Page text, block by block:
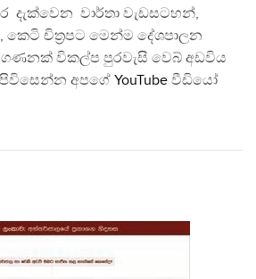
දැක්වෙන වාර්තා වැඩසටහන්,
කෙටි චිත්‍රපට මෙන්ම දේශපාලන
ගණනක් විකල්ප පුරවැසි වෙබ් අඩවිය
අපගේ YouTube වීඩියෝ